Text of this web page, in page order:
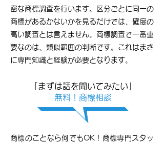
密な商標調査を行います。区分ごとに同一の
商標があるかないかを見るだけでは、確度の
高い調査とは言えません。商標調査で一番重
要なのは、類似範囲の判断です。これはまさ
に専門知識と経験が必要となります。
「まずは話を聞いてみたい」
無料！商標相談
​商標のことなら何でもOK！商標専門スタッ